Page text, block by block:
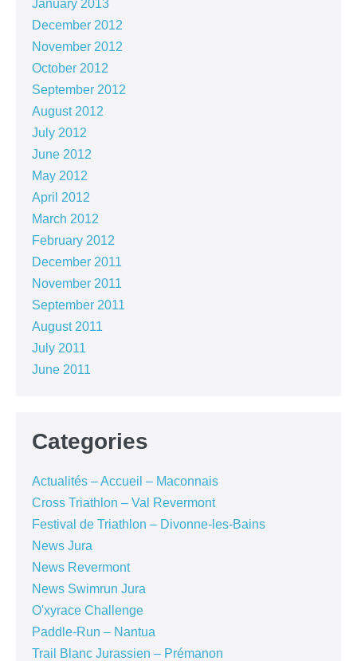
January 2013
December 2012
November 2012
October 2012
September 2012
August 2012
July 2012
June 2012
May 2012
April 2012
March 2012
February 2012
December 2011
November 2011
September 2011
August 2011
July 2011
June 2011
Categories
Actualités – Accueil – Maconnais
Cross Triathlon – Val Revermont
Festival de Triathlon – Divonne-les-Bains
News Jura
News Revermont
News Swimrun Jura
O'xyrace Challenge
Paddle-Run – Nantua
Trail Blanc Jurassien – Prémanon